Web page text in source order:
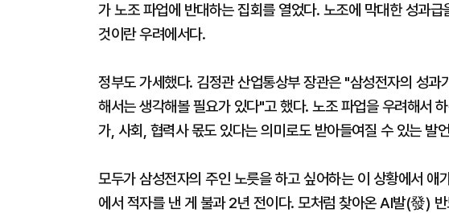
가 노조 파업에 반대하는 집회를 열었다. 노조에 막대한 성과
것이란 우려에서다.
정부도 가세했다. 김정관 산업통상부 장관은 "삼성전자의 성과
해서는 생각해볼 필요가 있다"고 했다. 노조 파업을 우려해서
가, 사회, 협력사 몫도 있다는 의미로도 받아들여질 수 있는 발
모두가 삼성전자의 주인 노릇을 하고 싶어하는 이 상황에서 애
에서 적자를 낸 게 불과 2년 전이다. 모처럼 찾아온 AI발(發)